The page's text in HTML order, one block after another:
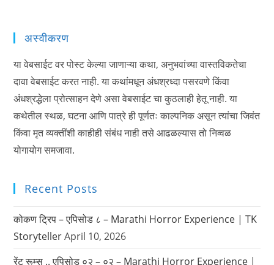
अस्वीकरण
या वेबसाईट वर पोस्ट केल्या जाणाऱ्या कथा, अनुभवांच्या वास्तविकतेचा
दावा वेबसाईट करत नाही. या कथांमधून अंधश्रध्दा पसरवणे किंवा
अंधश्रद्धेला प्रोत्साहन देणे असा वेबसाईट चा कुठलाही हेतू नाही. या
कथेतील स्थळ, घटना आणि पात्रे ही पूर्णतः काल्पनिक असून त्यांचा जिवंत
किंवा मृत व्यक्तींशी काहीही संबंध नाही तसे आढळल्यास तो निव्वळ
योगायोग समजावा.
Recent Posts
कोकण ट्रिप – एपिसोड ८ – Marathi Horror Experience | TK
Storyteller April 10, 2026
रेंट रूम्स .. एपिसोड ०२ – ०२ – Marathi Horror Experience |